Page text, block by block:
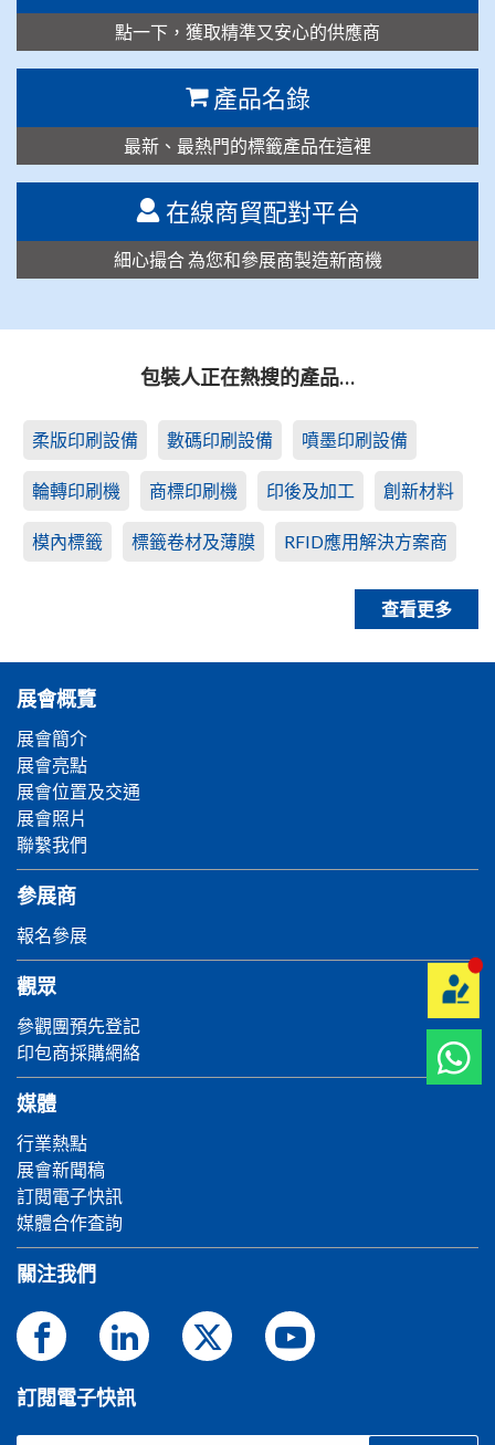
點一下，獲取精準又安心的供應商
產品名錄
最新、最熱門的標籤產品在這裡
在線商貿配對平台
細心撮合 為您和參展商製造新商機
包裝人正在熱搜的產品…
柔版印刷設備 數碼印刷設備 噴墨印刷設備
輪轉印刷機 商標印刷機 印後及加工 創新材料
模內標籤 標籤卷材及薄膜 RFID應用解決方案商
查看更多
展會概覽
展會簡介
展會亮點
展會位置及交通
展會照片
聯繫我們
參展商
報名參展
觀眾
參觀團預先登記
印包商採購網絡
媒體
行業熱點
展會新聞稿
訂閱電子快訊
媒體合作査詢
關注我們
訂閱電子快訊